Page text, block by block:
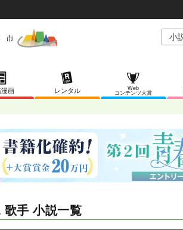
画 レンタル
Web
コンテンツ大賞
歌手 小説一覧